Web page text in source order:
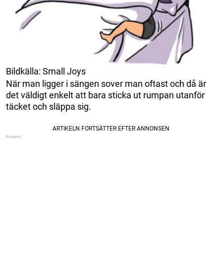
Bildkälla: Small Joys
När man ligger i sängen sover man oftast och då är
det väldigt enkelt att bara sticka ut rumpan utanför
täcket och släppa sig.